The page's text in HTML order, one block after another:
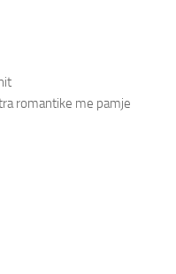
romantike me pamje